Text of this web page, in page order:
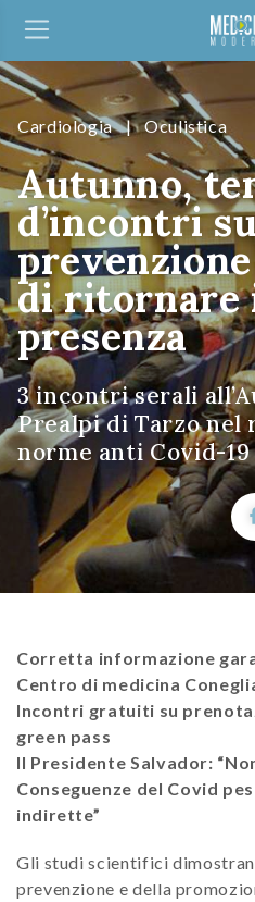
Cardiologia | Oculistica
Autunno,
d’incontri
di ritornare
presenza
3 incontri serali
Prealpi di Tarzo nel
norme anti Covid-19
Corretta informazione
Centro di medicina
Incontri gratuiti su
green pass
Il Presidente Salvador:
Conseguenze del Covid
indirette”
Gli studi scientifici
prevenzione e della